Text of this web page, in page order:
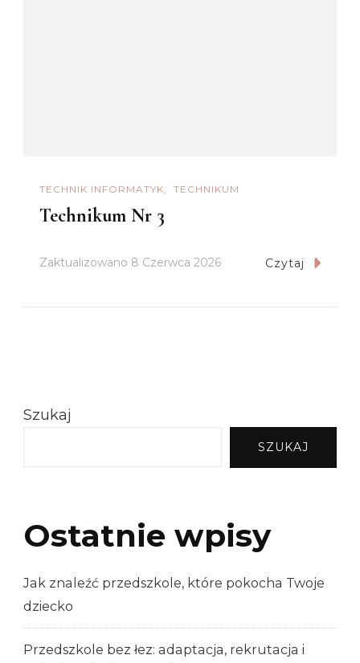
TECHNIK INFORMATYK TECHNIKUM
Technikum Nr 3
Zaktualizowano 8 Czerwca 2026 Czytaj
Szukaj
SZUKAJ
Ostatnie wpisy
Jak znaleźć przedszkole, które pokocha Twoje
dziecko
Przedszkole bez łez: adaptacja, rekrutacja i